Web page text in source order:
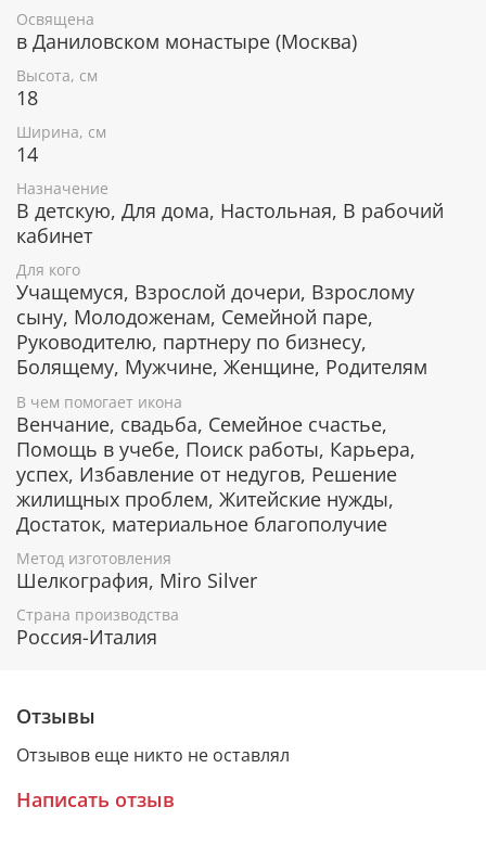
Обретение жилья для бездомных.
Избавление от уныния и грусти.
Помощь в учебе и работе.
Даниловском монастыре. Освящен по всем канонам
Православной церкви. Икона поставляется в
коробке с изображением монастыря, к каждой
иконе прилагается сертификат.
Серебряное покрытие, ценные породы
дерева
Рамка изготовлена в Италии, покрыта слоем
чистого серебра 999 пробы. С помощью
современных технологий изделию придается
особая рельефность и выразительность. Икона
изготовлена из металлической пластины Miro Silver,
нижний слой которой состоит из аллюминия, а
верхний - из серебра. Отдельные элементы покрыты
Дерево окуме и ореховое дерево отличаются
благородным цветом и фактурой.
Освящена
в Даниловском монастыре (Москва)
Высота, см
18
Ширина, см
14
Назначение
В детскую, Для дома, Настольная, В рабочий
кабинет
Для кого
Учащемуся, Взрослой дочери, Взрослому
сыну, Молодоженам, Семейной паре,
Руководителю, партнеру по бизнесу,
Болящему, Мужчине, Женщине, Родителям
В чем помогает икона
Венчание, свадьба, Семейное счастье,
Помощь в учебе, Поиск работы, Карьера,
успех, Избавление от недугов, Решение
жилищных проблем, Житейские нужды,
Достаток, материальное благополучие
Метод изготовления
Шелкография, Miro Silver
Страна производства
Россия-Италия
Отзывы
Отзывов еще никто не оставлял
Написать отзыв